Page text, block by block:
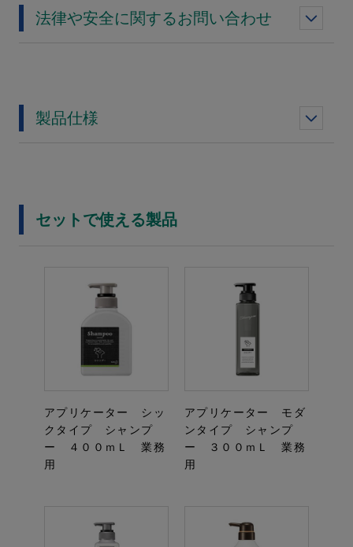
法律や安全に関するお問い合わせ
製品仕様
セットで使える製品
アプリケーター シッ
クタイプ シャンプ
ー ４００ｍＬ 業務
用
アプリケーター モダ
ンタイプ シャンプ
ー ３００ｍＬ 業務
用